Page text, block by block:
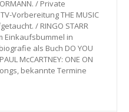
/ Private
Vorbereitung THE MUSIC
/ RINGO STARR
Einkaufsbummel in
als Buch DO YOU
McCARTNEY: ONE ON
bekannte Termine